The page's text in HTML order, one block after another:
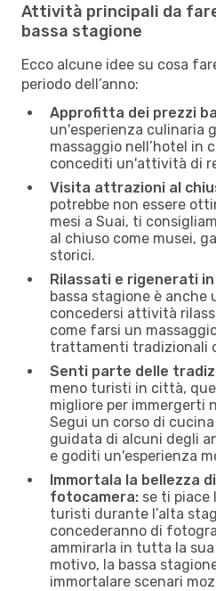
Attività principali da
bassa stagione
Ecco alcune idee su cosa
periodo dell’anno:
Approfitta dei prezzi
un'esperienza culinaria
massaggio nell’hotel in
concediti un'attività di
Visita attrazioni al
potrebbe non essere
mesi a Suai, ti
al chiuso come musei,
storici.
Rilassati e rigenerati
bassa stagione è
concedersi attività
come farsi un
trattamenti tradizionali
Senti parte delle
meno turisti in città,
migliore per immergerti
Segui un corso di
guidata di alcuni degli
e goditi un'esperienza
Immortala la bellezza
fotocamera: se ti piace
turisti durante l’alta
concederanno di
ammirarla in tutta la
motivo, la bassa
immortalare scenari